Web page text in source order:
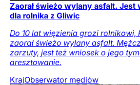
Zaorał świeżo wylany asfalt. Jest
dla rolnika z Gliwic
Do 10 lat więzienia grozi rolnikowi,
zaorał świeżo wylany asfalt.
zarzuty, jest też wniosek o jego
aresztowanie.
KrajObserwator mediów